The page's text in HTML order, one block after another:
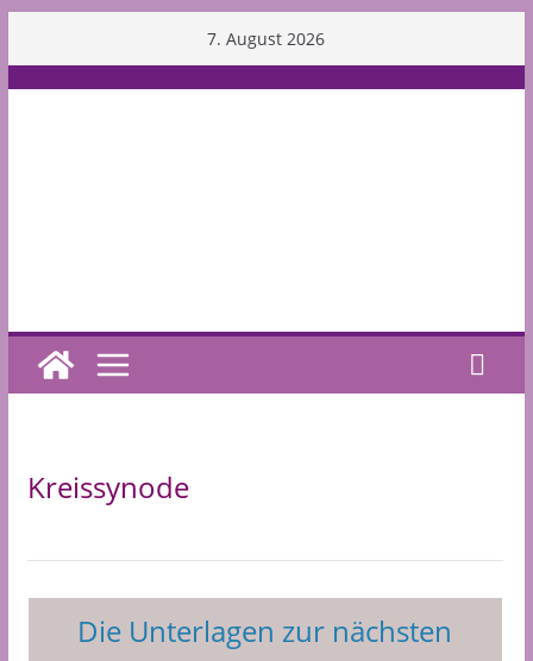
to
content
7. August 2026
Kreissynode
Die Unterlagen zur nächsten